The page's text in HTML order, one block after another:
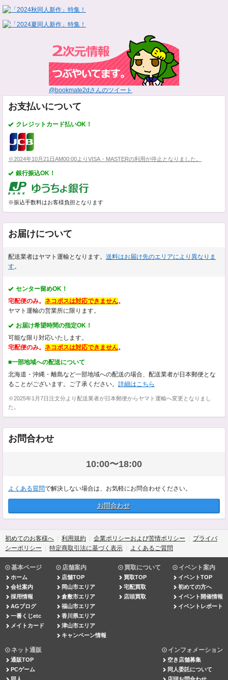
@bookmate2dさんのツイート
お支払いについて
クレジットカード払いOK！
※2024年10月21日AM00:00よりVISA・MASTERの利用が停止となりました。
銀行振込OK！
※振込手数料はお客様負担となります
お届けについて
配送業者はヤマト運輸となります。 送料はお届け先のエリアにより異なりま
す。
センター留めOK！
宅配便のみ。 ネコポスは対応できません。
ヤマト運輸の営業所に限ります。
お届け希望時間の指定OK！
可能な限り対応いたします。
宅配便のみ。 ネコポスは対応できません。
■一部地域への配送について
北海道・沖縄・離島など一部地域への配送の場合、配送業者が日本郵便とな
ることがございます。ご了承ください。 詳細はこちら
※2025年1月7日注文分より配送業者が日本郵便からヤマト運輸へ変更となりまし
た。
お問合わせ
10:00〜18:00
よくある質問で解決しない場合は、お気軽にお問合わせください。
お問合わせ
初めてのお客様へ 利用規約 企業ポリシーおよび苦情ポリシー
プライバ
シーポリシー
特定商取引法に基づく表示 よくあるご質問
基本ページ
ホーム
会社案内
採用情報
AGブログ
一番くじetc
メイトカード
店舗案内
店舗TOP
岡山市エリア
倉敷市エリア
福山市エリア
香川県エリア
津山市エリア
キャンペーン情報
買取について
買取TOP
宅配買取
店頭買取
イベント案内
イベントTOP
初めての方へ
イベント開催情報
イベントレポート
ネット通販
通販TOP
PCゲーム
インフォメーション
空き店舗募集
同人委託について